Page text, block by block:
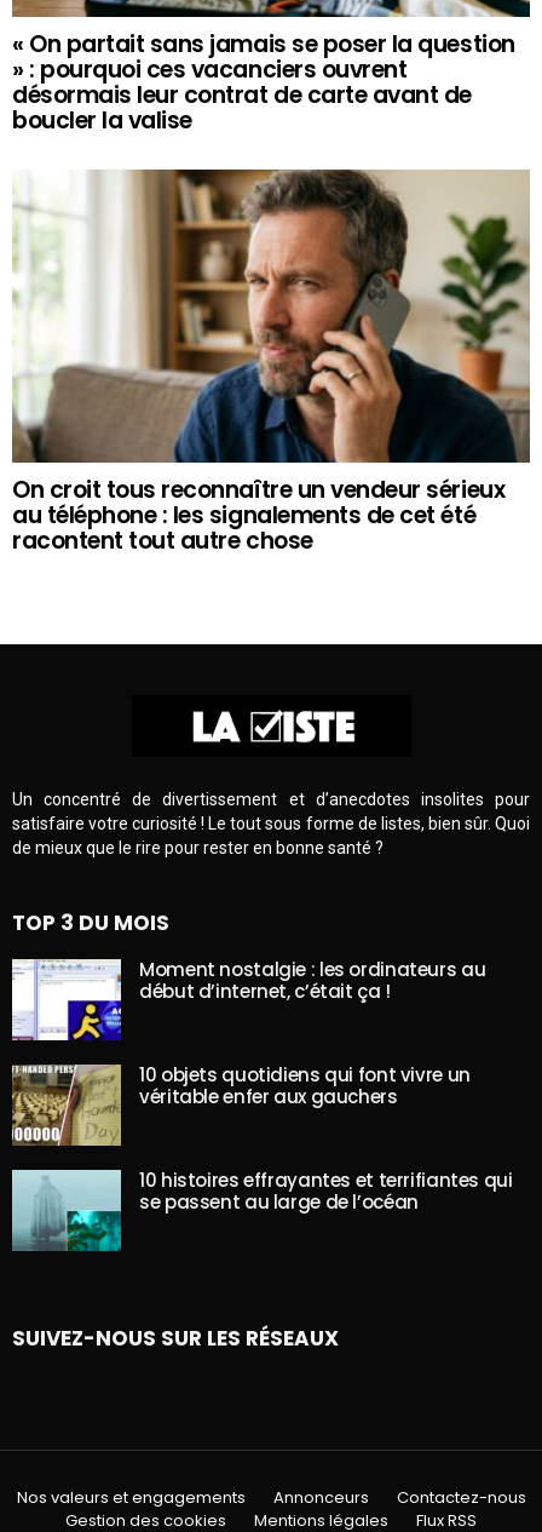
« On partait sans jamais se poser la question
» : pourquoi ces vacanciers ouvrent
désormais leur contrat de carte avant de
boucler la valise
On croit tous reconnaître un vendeur sérieux
au téléphone : les signalements de cet été
racontent tout autre chose
Un concentré de divertissement et d’anecdotes insolites pour
satisfaire votre curiosité ! Le tout sous forme de listes, bien sûr. Quoi
de mieux que le rire pour rester en bonne santé ?
TOP 3 DU MOIS
Moment nostalgie : les ordinateurs au
début d’internet, c’était ça !
10 objets quotidiens qui font vivre un
véritable enfer aux gauchers
10 histoires effrayantes et terrifiantes qui
se passent au large de l’océan
SUIVEZ-NOUS SUR LES RÉSEAUX
Nos valeurs et engagements Annonceurs
Contactez-nous
Gestion des cookies
Mentions légales Flux RSS